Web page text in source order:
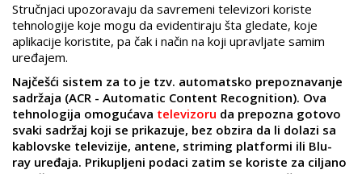
Stručnjaci upozoravaju da savremeni televizori koriste
tehnologije koje mogu da evidentiraju šta gledate, koje
aplikacije koristite, pa čak i način na koji upravljate samim
uređajem.
Najčešći sistem za to je tzv. automatsko prepoznavanje
sadržaja (ACR - Automatic Content Recognition). Ova
tehnologija omogućava televizoru da prepozna gotovo
svaki sadržaj koji se prikazuje, bez obzira da li dolazi sa
kablovske televizije, antene, striming platformi ili Blu-
ray uređaja. Prikupljeni podaci zatim se koriste za ciljano